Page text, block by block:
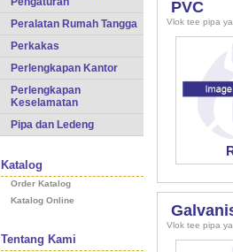
Peralatan Rumah Tangga
Perkakas
Perlengkapan Kantor
Perlengkapan
Keselamatan
Pipa dan Ledeng
Katalog
Order Katalog
Katalog Online
Tentang Kami
PVC
Vlok tee pipa
Vlok tee pipa